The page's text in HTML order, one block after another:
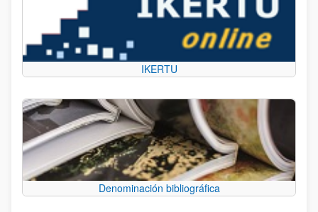
IKERTU
Denominación bibliográfica